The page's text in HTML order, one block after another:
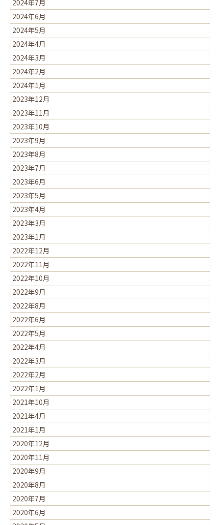
2024年7月
2024年6月
2024年5月
2024年4月
2024年3月
2024年2月
2024年1月
2023年12月
2023年11月
2023年10月
2023年9月
2023年8月
2023年7月
2023年6月
2023年5月
2023年4月
2023年3月
2023年1月
2022年12月
2022年11月
2022年10月
2022年9月
2022年8月
2022年6月
2022年5月
2022年4月
2022年3月
2022年2月
2022年1月
2021年10月
2021年4月
2021年1月
2020年12月
2020年11月
2020年9月
2020年8月
2020年7月
2020年6月